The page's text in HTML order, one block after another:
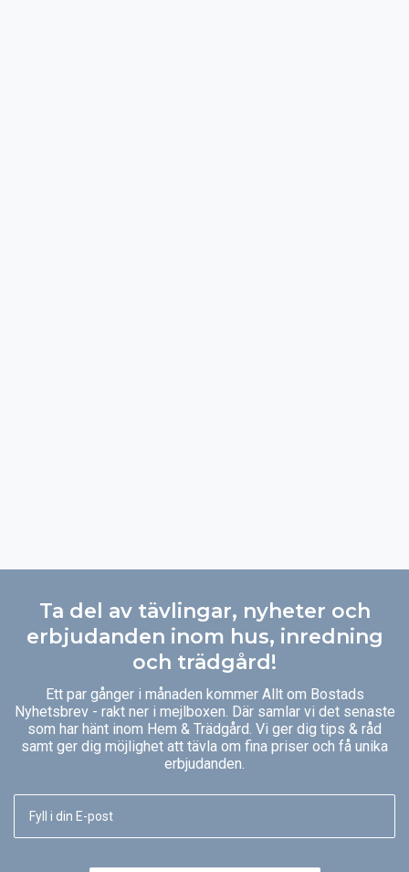
Ta del av tävlingar, nyheter och
erbjudanden inom hus, inredning
och trädgård!
Ett par gånger i månaden kommer Allt om Bostads
Nyhetsbrev - rakt ner i mejlboxen. Där samlar vi det senaste
som har hänt inom Hem & Trädgård. Vi ger dig tips & råd
samt ger dig möjlighet att tävla om fina priser och få unika
erbjudanden.